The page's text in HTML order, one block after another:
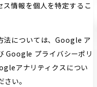
ス情報を個人を特定するこ
法については、Google ア
Google プライバシーポリ
アナリティクスについ
い。